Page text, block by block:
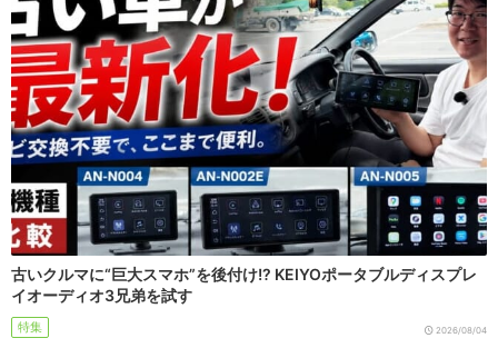
古いクルマに“巨大スマホ”を後付け!? KEIYOポータブルディスプレ
イオーディオ3兄弟を試す
特集 2026/08/04